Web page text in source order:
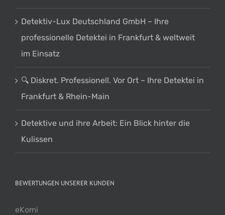
Detektiv-Lux Deutschland GmbH – Ihre
professionelle Detektei in Frankfurt & weltweit
im Einsatz
🔍 Diskret. Professionell. Vor Ort – Ihre Detektei in
Frankfurt & Rhein-Main
Detektive und ihre Arbeit: Ein Blick hinter die
Kulissen
BEWERTUNGEN UNSERER KUNDEN
eKomi